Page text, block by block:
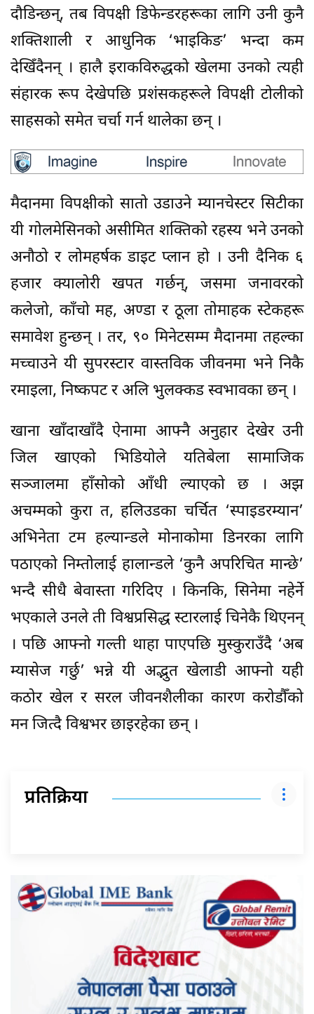
दौडिन्छन्, तब विपक्षी डिफेन्डरहरूका लागि उनी कुनै
शक्तिशाली र आधुनिक ‘भाइकिङ’ भन्दा कम
देखिँदैनन् । हालै इराकविरुद्धको खेलमा उनको त्यही
संहारक रूप देखेपछि प्रशंसकहरूले विपक्षी टोलीको
साहसको समेत चर्चा गर्न थालेका छन् ।
मैदानमा विपक्षीको सातो उडाउने म्यानचेस्टर सिटीका
यी गोलमेसिनको असीमित शक्तिको रहस्य भने उनको
अनौठो र लोमहर्षक डाइट प्लान हो । उनी दैनिक ६
हजार क्यालोरी खपत गर्छन्, जसमा जनावरको
कलेजो, काँचो मह, अण्डा र ठूला तोमाहक स्टेकहरू
समावेश हुन्छन् । तर, ९० मिनेटसम्म मैदानमा तहल्का
मच्चाउने यी सुपरस्टार वास्तविक जीवनमा भने निकै
रमाइला, निष्कपट र अलि भुलक्कड स्वभावका छन् ।
खाना खाँदाखाँदै ऐनामा आफ्नै अनुहार देखेर उनी
जिल खाएको भिडियोले यतिबेला सामाजिक
सञ्जालमा हाँसोको आँधी ल्याएको छ । अझ
अचम्मको कुरा त, हलिउडका चर्चित ‘स्पाइडरम्यान’
अभिनेता टम हल्यान्डले मोनाकोमा डिनरका लागि
पठाएको निम्तोलाई हालान्डले ‘कुनै अपरिचित मान्छे’
भन्दै सीधै बेवास्ता गरिदिए । किनकि, सिनेमा नहेर्ने
भएकाले उनले ती विश्वप्रसिद्ध स्टारलाई चिनेकै थिएनन्
। पछि आफ्नो गल्ती थाहा पाएपछि मुस्कुराउँदै ‘अब
म्यासेज गर्छु’ भन्ने यी अद्भुत खेलाडी आफ्नो यही
कठोर खेल र सरल जीवनशैलीका कारण करोडौँको
मन जित्दै विश्वभर छाइरहेका छन् ।
प्रतिक्रिया